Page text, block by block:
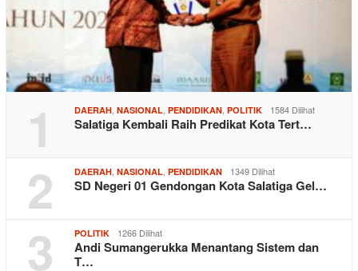
1 DAERAH NASIONAL PENDIDIKAN POLITIK 1584 Dilihat
Salatiga Kembali Raih Predikat Kota Tert…
2 DAERAH NASIONAL PENDIDIKAN 1349 Dilihat
SD Negeri 01 Gendongan Kota Salatiga Gel…
3 POLITIK 1266 Dilihat
Andi Sumangerukka Menantang Sistem dan
T…